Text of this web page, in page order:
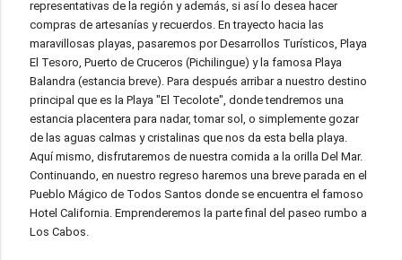
representativas de la región y además, si así lo desea hacer
compras de artesanías y recuerdos. En trayecto hacia las
maravillosas playas, pasaremos por Desarrollos Turísticos, Playa
El Tesoro, Puerto de Cruceros (Pichilingue) y la famosa Playa
Balandra (estancia breve). Para después arribar a nuestro destino
principal que es la Playa "El Tecolote", donde tendremos una
estancia placentera para nadar, tomar sol, o simplemente gozar
de las aguas calmas y cristalinas que nos da esta bella playa.
Aquí mismo, disfrutaremos de nuestra comida a la orilla Del Mar.
Continuando, en nuestro regreso haremos una breve parada en el
Pueblo Mágico de Todos Santos donde se encuentra el famoso
Hotel California. Emprenderemos la parte final del paseo rumbo a
Los Cabos.